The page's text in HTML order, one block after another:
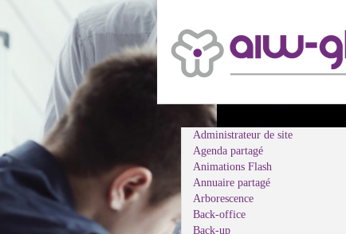
Administrateur de site
Agenda partagé
Animations Flash
Annuaire partagé
Arborescence
Back-office
Back-up